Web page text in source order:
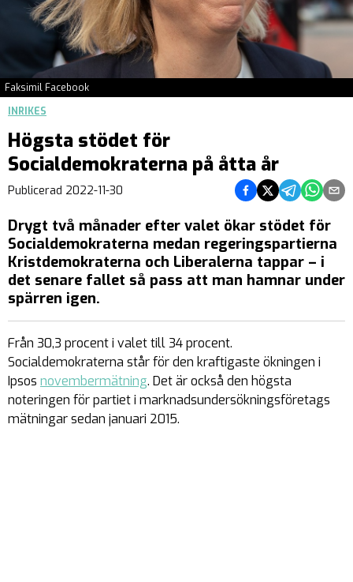
Faksimil Facebook
INRIKES
Högsta stödet för
Socialdemokraterna på åtta år
Publicerad 2022-11-30 Dela på Facebook
Dela på Twitter
Dela påDela på
Dela
Drygt två månader efter valet ökar stödet för
Socialdemokraterna medan regeringspartierna
Kristdemokraterna och Liberalerna tappar – i
det senare fallet så pass att man hamnar under
spärren igen.
Från 30,3 procent i valet till 34 procent.
Socialdemokraterna står för den kraftigaste ökningen i
Ipsos novembermätning. Det är också den högsta
noteringen för partiet i marknadsundersökningsföretags
mätningar sedan januari 2015.